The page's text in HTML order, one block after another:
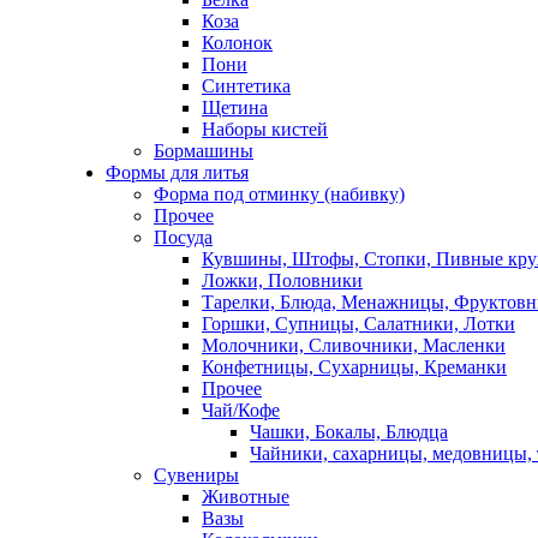
Коза
Колонок
Пони
Синтетика
Щетина
Наборы кистей
Бормашины
Формы для литья
Форма под отминку (набивку)
Прочее
Посуда
Кувшины, Штофы, Стопки, Пивные
Ложки, Половники
Тарелки, Блюда, Менажницы,
Горшки, Супницы, Салатники, Лотки
Молочники, Сливочники, Масленки
Конфетницы, Сухарницы, Креманки
Прочее
Чай/Кофе
Чашки, Бокалы, Блюдца
Чайники, сахарницы, медовницы,
Сувениры
Животные
Вазы